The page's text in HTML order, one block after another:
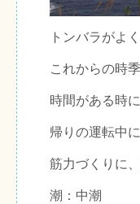
トンバラがよ
これからの時
時間がある時
帰りの運転中
筋力づくりに
潮：中潮